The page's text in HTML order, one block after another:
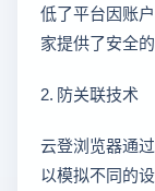
低了平台因账
家提供了安全
2. 防关联技术
云登浏览器通
以模拟不同的